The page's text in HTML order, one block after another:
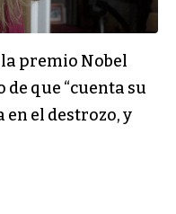
premio Nobel
que “cuenta su
el destrozo, y